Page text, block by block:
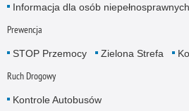
Informacja dla osób niepełnosprawnych
Prewencja
STOP Przemocy Zielona Strefa
Ruch Drogowy
Kontrole Autobusów